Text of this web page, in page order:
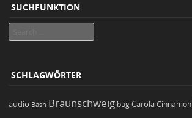
SUCHFUNKTION
SCHLAGWÖRTER
audio Bash Braunschweig bugCarola Cinnamon